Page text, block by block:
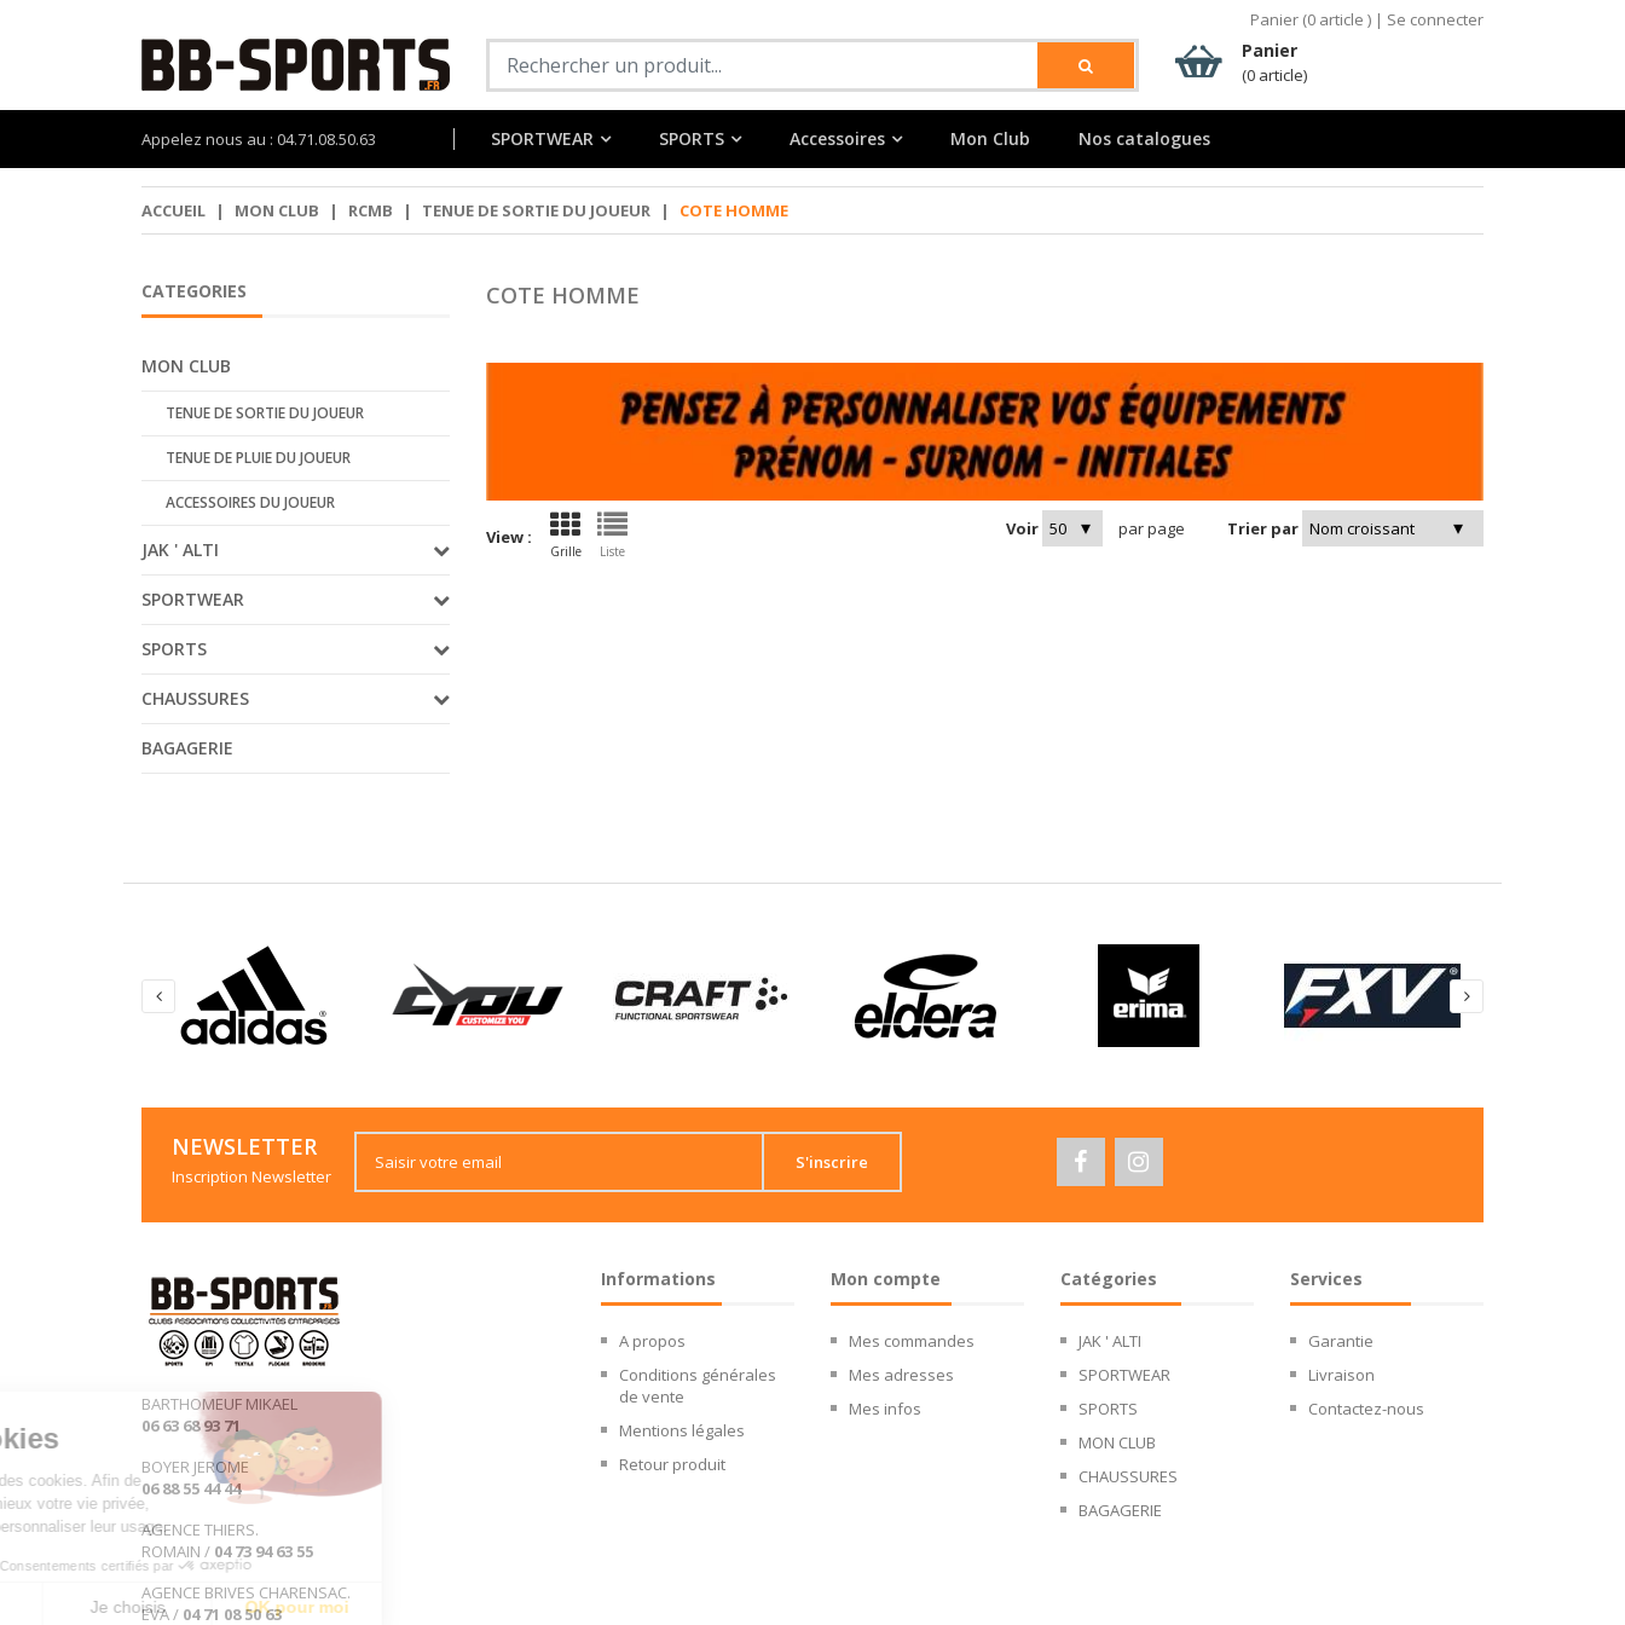
Panier (0 article ) | Se connecter
Panier
(0 article)
Appelez nous au : 04.71.08.50.63 SPORTWEAR SPORTS Accessoires Mon Club Nos catalogues
ACCUEIL | MON CLUB | RCMB | TENUE DE SORTIE DU JOUEUR | COTE HOMME
CATEGORIES
MON CLUB
TENUE DE SORTIE DU JOUEUR
TENUE DE PLUIE DU JOUEUR
ACCESSOIRES DU JOUEUR
JAK ' ALTI
SPORTWEAR
SPORTS
CHAUSSURES
BAGAGERIE
COTE HOMME
View :
Grille Liste
Voir par page Trier par
NEWSLETTER
Inscription Newsletter
S'inscrire
BARTHOMEUF MIKAEL
06 63 68 93 71
BOYER JEROME
06 88 55 44 44
AGENCE THIERS.
ROMAIN / 04 73 94 63 55
AGENCE BRIVES CHARENSAC.
EVA / 04 71 08 50 63
Informations
A propos
Conditions générales
de vente
Mentions légales
Retour produit
Mon compte
Mes commandes
Mes adresses
Mes infos
Catégories
JAK ' ALTI
SPORTWEAR
SPORTS
MON CLUB
CHAUSSURES
BAGAGERIE
Services
Garantie
Livraison
Contactez-nous
les Cookies
Ce site utilise des cookies. Afin de
préserver au mieux votre vie privée,
vous pouvez personnaliser leur usage.
Consentements certifiés par
Non merci Je choisis